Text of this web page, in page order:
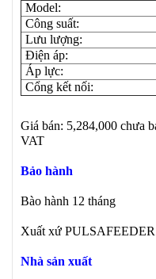
Model:
Công suất:
Lưu lượng:
Điện áp:
Áp lực:
Cổng kết nối:
Giá bán: 5,284,000 chưa
VAT
Bảo hành
Bào hành 12 tháng
Xuất xứ
Nhà sản xuất